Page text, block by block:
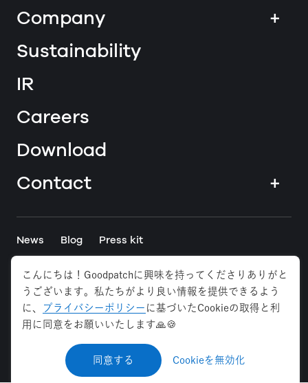
Company
+
Sustainability
IR
Careers
Download
Contact
+
News Blog Press kit
Tokyo Osaka Anywhere
Privacy Policy
Goodpatch Inc. All rights reserved.
こんにちは！Goodpatchに興味を持ってくださりありがと
うございます。私たちがより良い情報を提供できるよう
に、
プライバシーポリシー に基づいたCookieの取得と利
用に同意をお願いいたします🙏🍪
同意する Cookieを無効化